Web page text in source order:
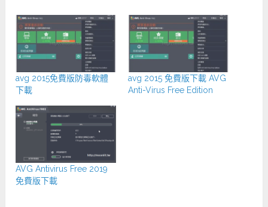
avg 2015免費版防毒軟體
下載
avg 2015 免費版下載 AVG
Anti-Virus Free Edition
AVG Antivirus Free 2019
免費版下載